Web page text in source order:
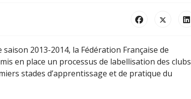
saison 2013-2014, la Fédération Française de
en place un processus de labellisation des clubs
stades d’apprentissage et de pratique du